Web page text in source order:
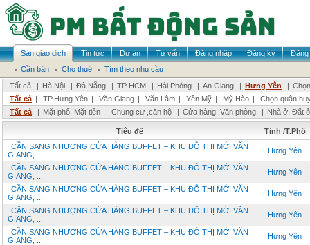
Sàn giao dịch Tin tức Dự án Tư vấn Đăng nhập Đăng ký
Đăng
Cần bán
Cho thuê
Tìm theo nhu cầu
Tất cả
| Hà Nội | Đà Nẵng | TP HCM | Hải Phòng | An Giang | Hưng Yên |
Tất cả | TP.Hưng Yên | Văn Giang | Văn Lâm | Yên Mỹ | Mỹ Hào |
Chọn quận
Tất cả
| Mặt phố, Mặt tiền | Chung cư ,căn hộ | Cửa hàng, Văn phòng | Nhà ở, Đất ở
Tiêu đề
Tỉnh /T.Phố
CẦN SANG NHƯỢNG CỬA HÀNG BUFFET – KHU ĐÔ THỊ MỚI VĂN
GIANG, ...
Hưng Yên
CẦN SANG NHƯỢNG CỬA HÀNG BUFFET – KHU ĐÔ THỊ MỚI VĂN
GIANG, ...
Hưng Yên
CẦN SANG NHƯỢNG CỬA HÀNG BUFFET – KHU ĐÔ THỊ MỚI VĂN
GIANG, ...
Hưng Yên
CẦN SANG NHƯỢNG CỬA HÀNG BUFFET – KHU ĐÔ THỊ MỚI VĂN
GIANG, ...
Hưng Yên
CẦN SANG NHƯỢNG CỬA HÀNG BUFFET – KHU ĐÔ THỊ MỚI VĂN
GIANG, ...
Hưng Yên